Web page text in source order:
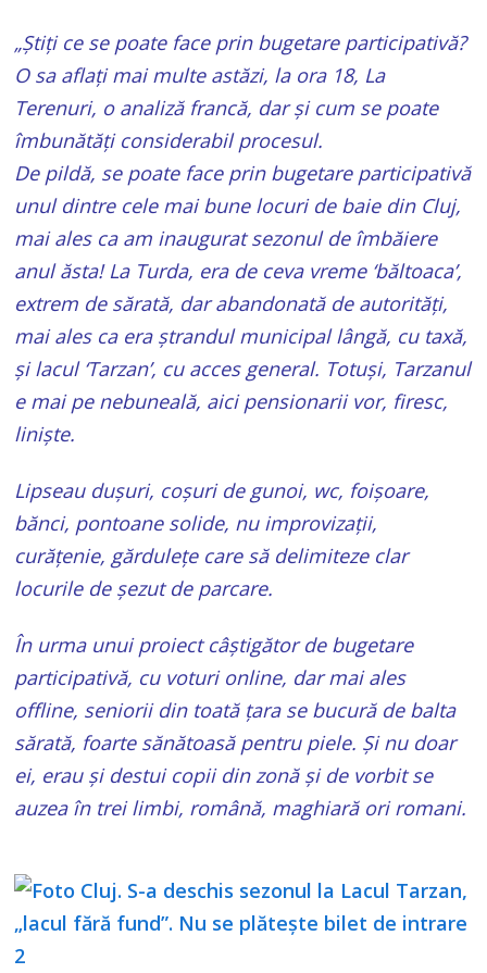
„Știți ce se poate face prin bugetare participativă?
O sa aflați mai multe astăzi, la ora 18, La
Terenuri, o analiză francă, dar și cum se poate
îmbunătăți considerabil procesul.
De pildă, se poate face prin bugetare participativă
unul dintre cele mai bune locuri de baie din Cluj,
mai ales ca am inaugurat sezonul de îmbăiere
anul ăsta! La Turda, era de ceva vreme ‘băltoaca’,
extrem de sărată, dar abandonată de autorități,
mai ales ca era ștrandul municipal lângă, cu taxă,
și lacul ‘Tarzan’, cu acces general. Totuși, Tarzanul
e mai pe nebuneală, aici pensionarii vor, firesc,
liniște.
Lipseau dușuri, coșuri de gunoi, wc, foișoare,
bănci, pontoane solide, nu improvizații,
curățenie, gărdulețe care să delimiteze clar
locurile de șezut de parcare.
În urma unui proiect câștigător de bugetare
participativă, cu voturi online, dar mai ales
offline, seniorii din toată țara se bucură de balta
sărată, foarte sănătoasă pentru piele. Și nu doar
ei, erau și destui copii din zonă și de vorbit se
auzea în trei limbi, română, maghiară ori romani.